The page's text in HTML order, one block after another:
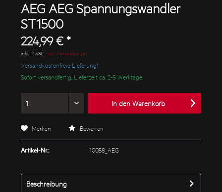
AEG AEG Spannungswandler
ST1500
224,99 € *
inkl. MwSt. zzgl. Versandkosten
Versandkostenfreie Lieferung!
Sofort versandfertig, Lieferzeit ca. 2-5 Werktage
In den Warenkorb
Merken Bewerten
Artikel-Nr.: 10058_AEG
Beschreibung